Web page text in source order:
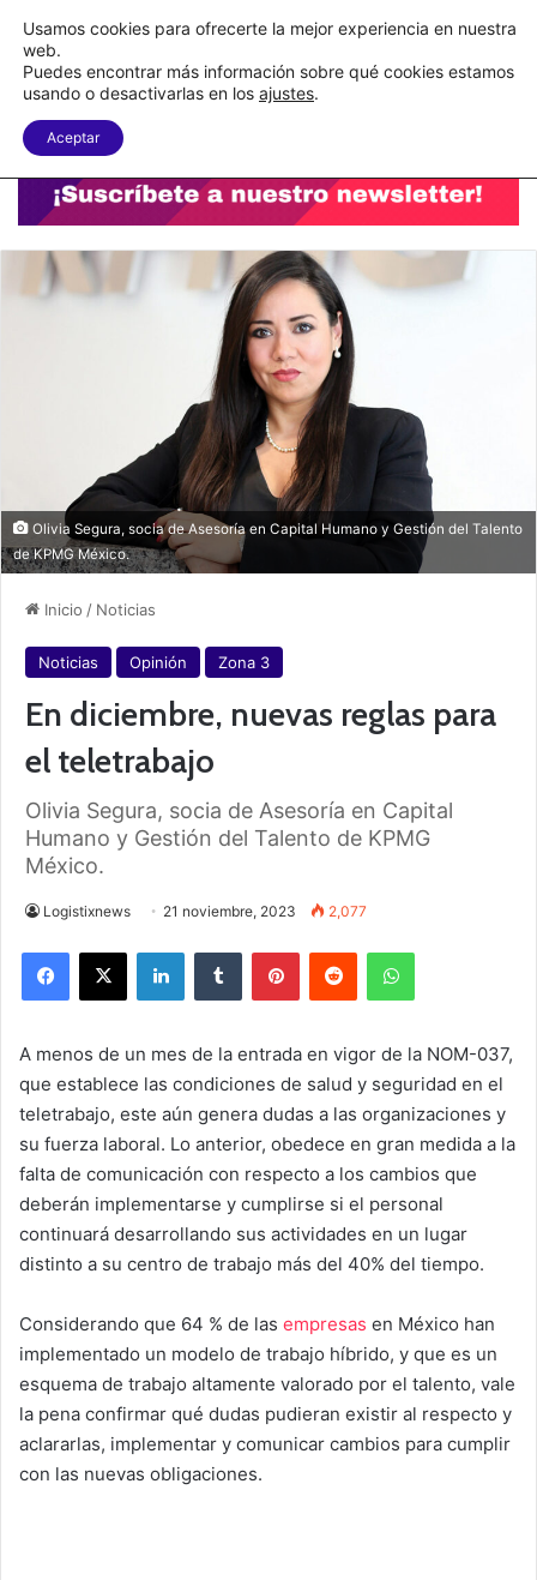
C&A México completa la implementación de su WMS en la nube
Menu
Olivia Segura, socia de Asesoría en Capital Humano y Gestión del Talento
de KPMG México.
Inicio / Noticias
Noticias Opinión Zona 3
En diciembre, nuevas reglas para
el teletrabajo
Olivia Segura, socia de Asesoría en Capital
Humano y Gestión del Talento de KPMG
México.
Logistixnews 21 noviembre, 2023 2,077
A menos de un mes de la entrada en vigor de la NOM-037,
que establece las condiciones de salud y seguridad en el
teletrabajo, este aún genera dudas a las organizaciones y
su fuerza laboral. Lo anterior, obedece en gran medida a la
falta de comunicación con respecto a los cambios que
deberán implementarse y cumplirse si el personal
continuará desarrollando sus actividades en un lugar
distinto a su centro de trabajo más del 40% del tiempo.
Considerando que 64 % de las empresas en México han
implementado un modelo de trabajo híbrido, y que es un
esquema de trabajo altamente valorado por el talento, vale
la pena confirmar qué dudas pudieran existir al respecto y
aclararlas, implementar y comunicar cambios para cumplir
con las nuevas obligaciones.
Usamos cookies para ofrecerte la mejor experiencia en nuestra
web.
Puedes encontrar más información sobre qué cookies estamos
usando o desactivarlas en los ajustes.
Aceptar